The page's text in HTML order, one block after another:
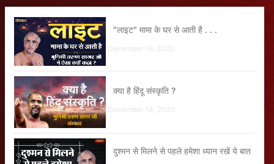
"लाइट" मामा के घर से आती है . . .
December 16, 2020
क्या है हिंदू संस्कृति ?
December 14, 2020
दुश्मन से मिलने से पहले हमेशा ध्यान रखें ये बात